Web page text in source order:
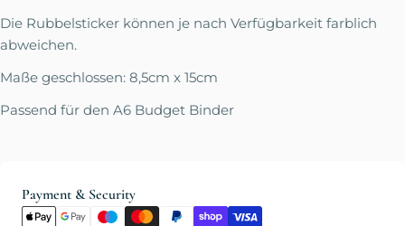
Die Rubbelsticker können je nach Verfügbarkeit farblich
abweichen.
Maße geschlossen: 8,5cm x 15cm
Passend für den A6 Budget Binder
Payment & Security
Zahlungsmethoden